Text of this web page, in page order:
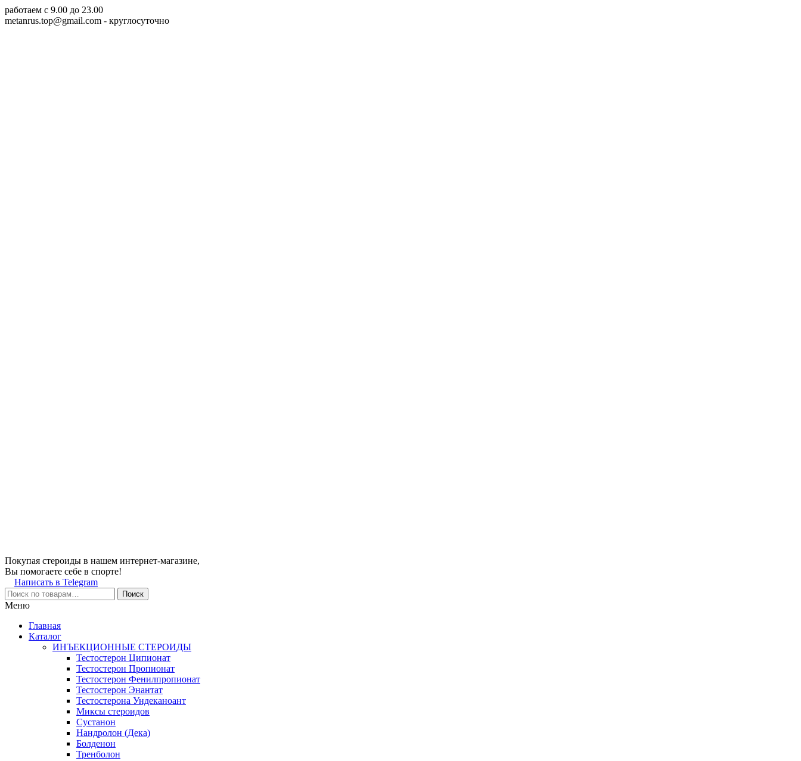
работаем c 9.00 до 23.00
metanrus.top@gmail.com - круглосуточно
Покупая стероиды в нашем интернет-магазине,
Вы помогаете себе в спорте!
Написать в Telegram
Поиск
Меню
Главная
Каталог
ИНЪЕКЦИОННЫЕ СТЕРОИДЫ
Тестостерон Ципионат
Тестостерон Пропионат
Тестостерон Фенилпропионат
Тестостерон Энантат
Тестостерона Ундеканоант
Миксы стероидов
Сустанон
Нандролон (Дека)
Болденон
Тренболон